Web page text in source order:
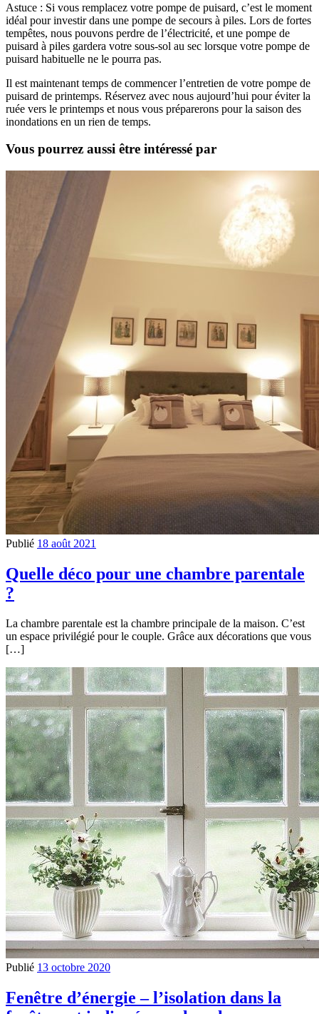
Astuce : Si vous remplacez votre pompe de puisard, c’est le moment
idéal pour investir dans une pompe de secours à piles. Lors de fortes
tempêtes, nous pouvons perdre de l’électricité, et une pompe de
puisard à piles gardera votre sous-sol au sec lorsque votre pompe de
puisard habituelle ne le pourra pas.
Il est maintenant temps de commencer l’entretien de votre pompe de
puisard de printemps. Réservez avec nous aujourd’hui pour éviter la
ruée vers le printemps et nous vous préparerons pour la saison des
inondations en un rien de temps.
Vous pourrez aussi être intéressé par
Publié 18 août 2021
Quelle déco pour une chambre parentale
?
La chambre parentale est la chambre principale de la maison. C’est
un espace privilégié pour le couple. Grâce aux décorations que vous
[…]
Publié 13 octobre 2020
Fenêtre d’énergie – l’isolation dans la